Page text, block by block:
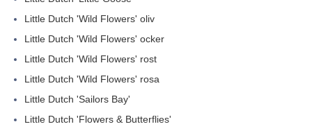
Little Dutch 'Wild Flowers' oliv
Little Dutch 'Wild Flowers' ocker
Little Dutch 'Wild Flowers' rost
Little Dutch 'Wild Flowers' rosa
Little Dutch 'Sailors Bay'
Little Dutch 'Flowers & Butterflies'